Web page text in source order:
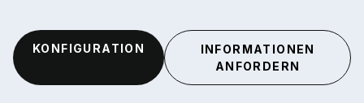
KONFIGURATION
INFORMATIONEN
ANFORDERN